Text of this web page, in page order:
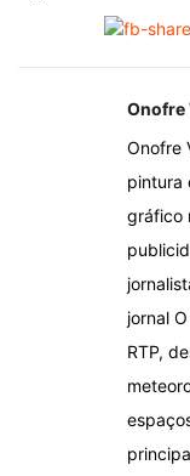
Onofre
Onofre
pintura
gráfico
jornal
RTP,